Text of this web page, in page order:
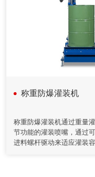
计算机在减重法施胶
在人造板减重法施胶计量
控制方法，完成系统的
系统把单位时间内物料
以该信号参与流量调节
2020年04月26日
充填机通过螺旋给料机和
机的转速来控制下料量。
称重防爆灌装机
称重防爆灌装机通过重量
节功能的灌装喷嘴，通过
进料螺杆驱动来适应灌装